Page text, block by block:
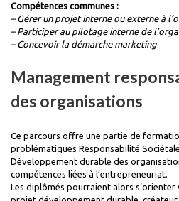
Compétences communes :
– Gérer un projet interne ou externe à
– Participer au pilotage interne de
– Concevoir la démarche marketing.
Management
des organisations
Ce parcours offre une partie de
problématiques Responsabilité
Développement durable des
compétences liées à l’entrepreneuriat.
Les diplômés pourraient alors